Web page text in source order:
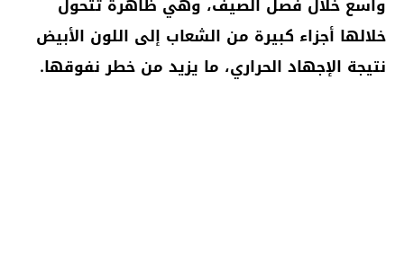
خلالها أجزاء كبيرة من الشعاب إلى اللون الأبيض
نتيجة الإجهاد الحراري، ما يزيد من ⁠خطر نفوقها.